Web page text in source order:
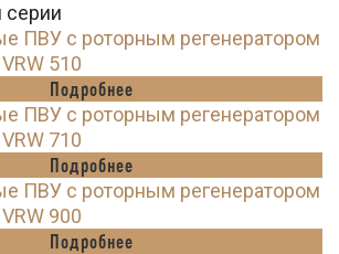
серии
ПВУ с роторным регенератором
510
Подробнее
ПВУ с роторным регенератором
710
Подробнее
ПВУ с роторным регенератором
900
Подробнее